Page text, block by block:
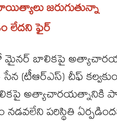
జరుగుతున్నా
లేదని ఫైర్​​
మైనర్ బాలికపై
చీఫ్
అత్యాచారయత్నానికి
పరిస్థితి ఏర్పడిందని